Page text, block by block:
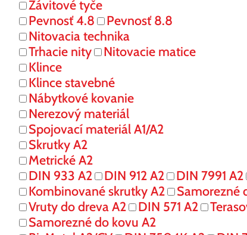
Závitové tyče
Pevnosť 4.8
Pevnosť 8.8
Nitovacia technika
Trhacie nity
Nitovacie matice
Klince
Klince stavebné
Nábytkové kovanie
Nerezový materiál
Spojovací materiál A1/A2
Skrutky A2
Metrické A2
DIN 933 A2
DIN 912 A2 DIN 7991 A2
Kombinované skrutky A2
Samorezné
Vruty do dreva A2
DIN 571 A2
Samorezné do kovu A2